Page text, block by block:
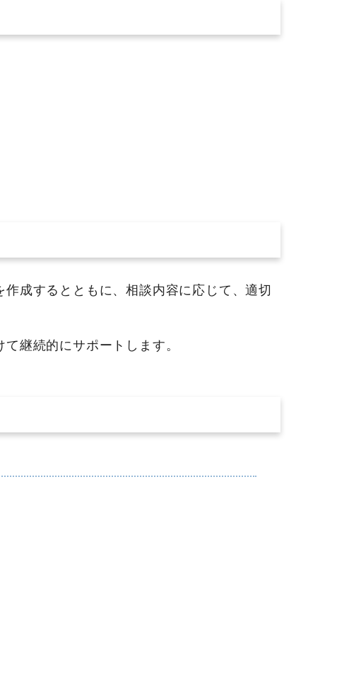
成するとともに、相談内容に応じて、適切
継続的にサポートします。